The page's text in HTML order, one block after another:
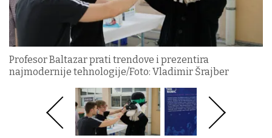
Profesor Baltazar prati trendove i prezentira
najmodernije tehnologije/Foto: Vladimir Šrajber